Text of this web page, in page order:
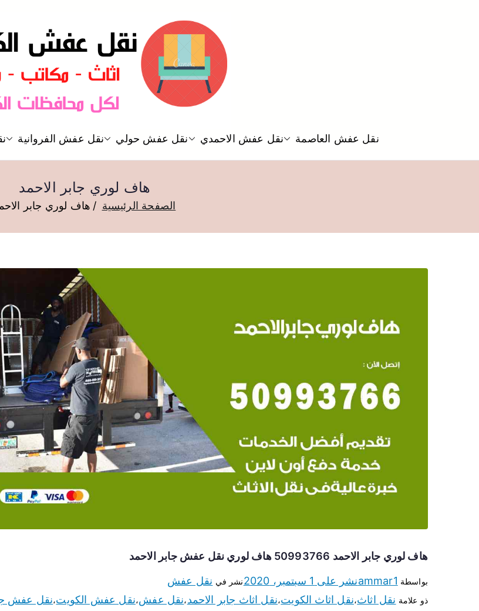
نقل عفش
نقل عفش الكويت نقل عفش العاصمة نقل عفش الاحمدي نقل عفش حولي نقل عفش الفروانية
هاف لوري جابر الاحمد
الصفحة الرئيسية هاف لوري جابر
هاف لوري جابر الاحمد 50993766 هاف لوري نقل عفش جابر الاحمد
بواسطة ammar1نشر على 1 سبتمبر، 2020 نشر في نقل عفش
ذو علامة نقل اثاث،نقل اثاث الكويت،نقل اثاث جابر الاحمد،نقل عفش،نقل عفش الكويت،نقل عفش